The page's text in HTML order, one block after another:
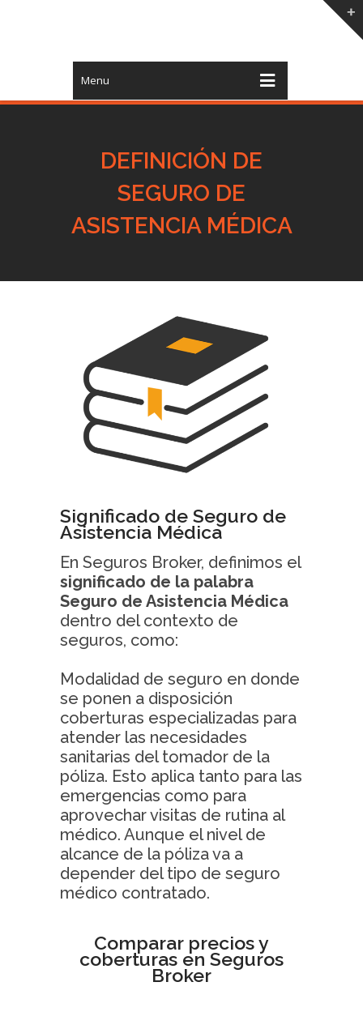
Menu
DEFINICIÓN DE
SEGURO DE
ASISTENCIA MÉDICA
Significado de Seguro de
Asistencia Médica
En Seguros Broker, definimos el
significado de la palabra
Seguro de Asistencia Médica
dentro del contexto de
seguros, como:
Modalidad de seguro en donde
se ponen a disposición
coberturas especializadas para
atender las necesidades
sanitarias del tomador de la
póliza. Esto aplica tanto para las
emergencias como para
aprovechar visitas de rutina al
médico. Aunque el nivel de
alcance de la póliza va a
depender del tipo de seguro
médico contratado.
Comparar precios y
coberturas en Seguros
Broker